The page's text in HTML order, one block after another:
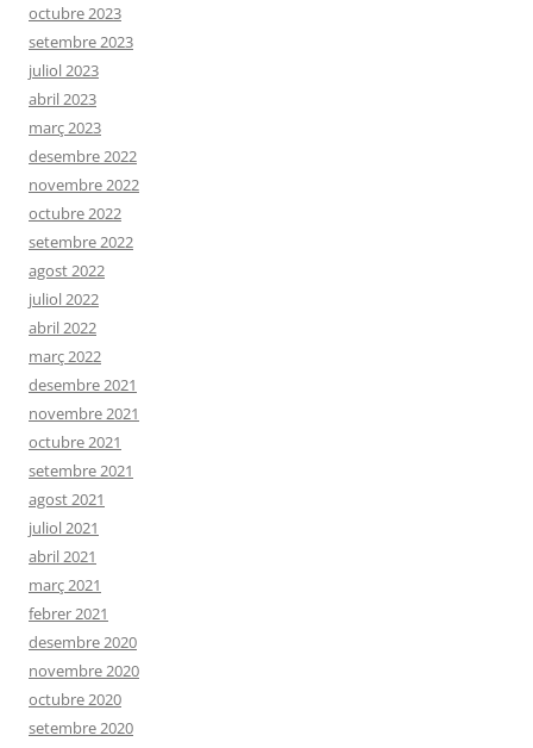
octubre 2023
setembre 2023
juliol 2023
abril 2023
març 2023
desembre 2022
novembre 2022
octubre 2022
setembre 2022
agost 2022
juliol 2022
abril 2022
març 2022
desembre 2021
novembre 2021
octubre 2021
setembre 2021
agost 2021
juliol 2021
abril 2021
març 2021
febrer 2021
desembre 2020
novembre 2020
octubre 2020
setembre 2020